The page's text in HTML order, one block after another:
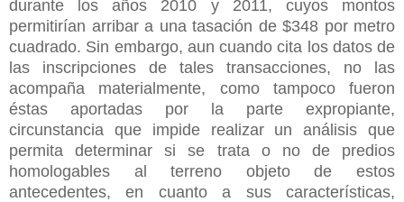
durante los años 2010 y 2011, cuyos montos
permitirían arribar a una tasación de $348 por metro
cuadrado. Sin embargo, aun cuando cita los datos de
las inscripciones de tales transacciones, no las
acompaña materialmente, como tampoco fueron
éstas aportadas por la parte expropiante,
circunstancia que impide realizar un análisis que
permita determinar si se trata o no de predios
homologables al terreno objeto de estos
antecedentes, en cuanto a sus características,